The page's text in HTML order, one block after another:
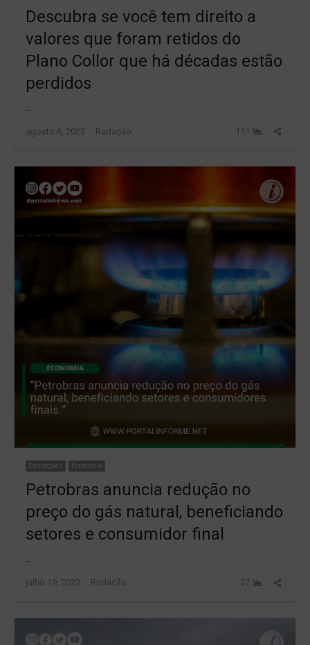
Descubra se você tem direito a
valores que foram retidos do
Plano Collor que há décadas estão
perdidos
agosto 6, 2023 Author
Redação 111
Share
Destaques Economia
Petrobras anuncia redução no
preço do gás natural, beneficiando
setores e consumidor final
…
julho 19, 2023 Author
Redação 27
Share